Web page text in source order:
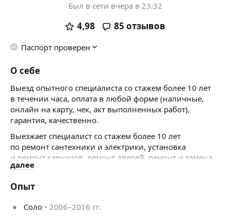
Был в сети вчера в 23:32
4,98 85 отзывов
Паспорт проверен
О себе
Выезд опытного специалиста со стажем более 10 лет
в течении часа, оплата в любой форме (наличные,
онлайн на карту, чек, акт выполненных работ),
гарантия, качественно.
Выезжает специалист со стажем более 10 лет
по ремонт сантехники и электрики, установка
и ремонт карнизов, ремонт дверей, ремонт и замена
замков, установка стиральной машины
корпусной и мягкой мебели, укладка ламината
окон и дверей и многое другое.
далее
Опыт
Соло
2006–2016 гг.